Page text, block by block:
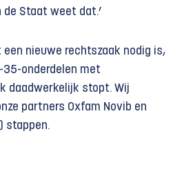
de Staat weet dat.’
nieuwe rechtszaak nodig is,
35-onderdelen met
daadwerkelijk stopt. Wij
partners Oxfam Novib en
stappen.